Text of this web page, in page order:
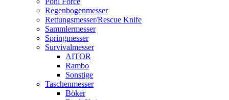
Regenbogenmesser
Rettungsmesser/Rescue Knife
Sammlermesser
Springmesser
Survivalmesser
AITOR
Rambo
Sonstige
Taschenmesser
Böker